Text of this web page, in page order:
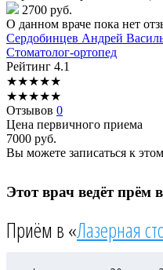
2700 руб.
О данном враче пока нет
Сердобинцев Андрей
Стоматолог-ортопед
Рейтинг 4.1
★★★★★
★★★★★
Отзывов 0
Цена первичного приема
7000 руб.
Вы можете записаться к
Этот врач ведёт
Приём в «Лазерная